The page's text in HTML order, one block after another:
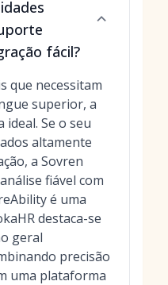
fácil?
que necessitam
superior, a
ideal. Se o seu
altamente
a Sovren
fiável com
é uma
destaca-se
geral
precisão
uma plataforma